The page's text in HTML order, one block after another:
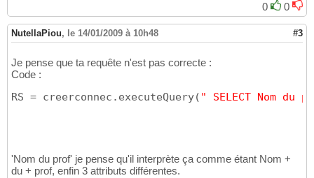
18
19
20
21
22
24
return null;
}
// AJOUTE
Throwable e
  e.printStackTrace
() ;
  creerconnec.close
();
0
0
NutellaPiou, le 14/01/2009 à 10h48 #3
Je pense que ta requête n'est pas correcte :
Code :
RS = creerconnec.executeQuery( " SELECT Nom du
'Nom du prof' je pense qu'il interprète ça comme étant Nom +
du + prof, enfin 3 attributs différentes.